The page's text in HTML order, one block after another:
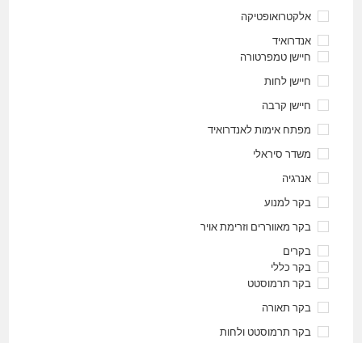
אלקטרואופטיקה
אנדרואיד
חיישן טמפרטורה
חיישן לחות
חיישן קרבה
מפתח אימות לאנדרואיד
משדר סיראלי
אנרגיה
בקר למנוע
בקר מאווררים וזרימת אויר
בקרים
בקר כללי
בקר תרמוסטט
בקר תאורה
בקר תרמוסטט ולחות